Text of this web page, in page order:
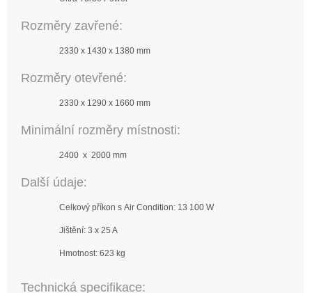
Rozměry zavřené:
2330 x 1430 x 1380 mm
Rozměry otevřené:
2330 x 1290 x 1660 mm
Minimální rozměry místnosti:
2400 x 2000 mm
Další údaje:
Celkový příkon s Air Condition: 13 100 W
Jištění: 3 x 25 A
Hmotnost: 623 kg
Technická specifikace: